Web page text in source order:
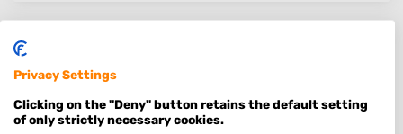
4873DK Etten-Leur
Op 19,10 km afstand
Privacy Settings
Clicking on the "Deny" button retains the default setting
of only strictly necessary cookies.